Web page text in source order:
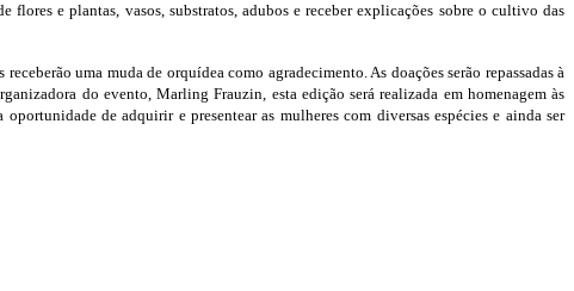
e plantas, vasos, substratos, adubos e receber explicações sobre o cultivo das
uma muda de orquídea como agradecimento. As doações serão repassadas à
do evento, Marling Frauzin, esta edição será realizada em homenagem às
de adquirir e presentear as mulheres com diversas espécies e ainda ser